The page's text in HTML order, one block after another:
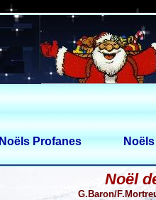
Noëls Profanes
Noël
G.Baron/